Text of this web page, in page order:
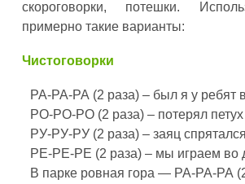
скороговорки, потешки.
примерно такие варианты:
Чистоговорки
РА-РА-РА (2 раза) – был я у ребят
РО-РО-РО (2 раза) – потерял петух
РУ-РУ-РУ (2 раза) – заяц
РЕ-РЕ-РЕ (2 раза) – мы играем во
В парке ровная гора — РА-РА-РА